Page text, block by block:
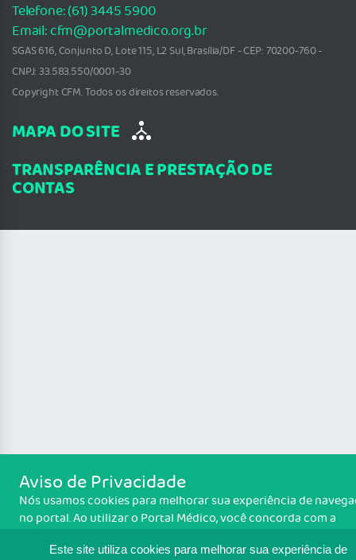
Este site utiliza cookies para melhorar sua experiência de
Telefone: (61) 3445 5900
Email: cfm@portalmedico.org.br
SGAS 616, Conjunto D, Lote 115, L2 Sul, Brasília/DF - CEP: 70200-760 -
CNPJ: 33.583.550/0001-30
Copyright CFM. Todos os direitos reservados.
MAPA DO SITE
TRANSPARÊNCIA E PRESTAÇÃO DE
CONTAS
Aviso de Privacidade
Nós usamos cookies para melhorar sua experiência de
no portal. Ao utilizar o Portal Médico, você concorda com a
sobre como isso é feito, acessePolítica de cookies. Se você